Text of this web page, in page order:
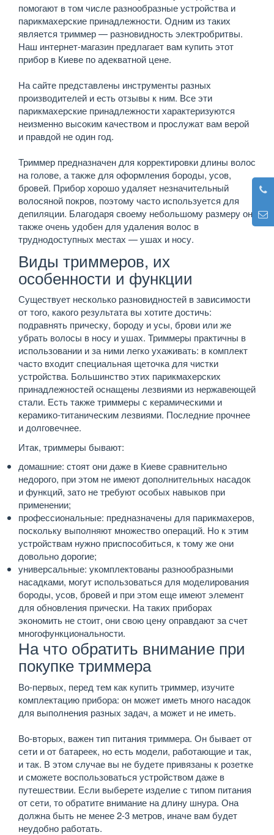
помогают в том числе разнообразные устройства и
парикмахерские принадлежности. Одним из таких
является триммер — разновидность электробритвы.
Наш интернет-магазин предлагает вам купить этот
прибор в Киеве по адекватной цене.
На сайте представлены инструменты разных
производителей и есть отзывы к ним. Все эти
парикмахерские принадлежности характеризуются
неизменно высоким качеством и прослужат вам верой
и правдой не один год.
Триммер предназначен для корректировки длины волос
на голове, а также для оформления бороды, усов,
бровей. Прибор хорошо удаляет незначительный
волосяной покров, поэтому часто используется для
депиляции. Благодаря своему небольшому размеру он
также очень удобен для удаления волос в
труднодоступных местах — ушах и носу.
Виды триммеров, их
особенности и функции
Существует несколько разновидностей в зависимости
от того, какого результата вы хотите достичь:
подравнять прическу, бороду и усы, брови или же
убрать волосы в носу и ушах. Триммеры практичны в
использовании и за ними легко ухаживать: в комплект
часто входит специальная щеточка для чистки
устройства. Большинство этих парикмахерских
принадлежностей оснащены лезвиями из нержавеющей
стали. Есть также триммеры с керамическими и
керамико-титаническим лезвиями. Последние прочнее
и долговечнее.
Итак, триммеры бывают:
домашние: стоят они даже в Киеве сравнительно
недорого, при этом не имеют дополнительных насадок
и функций, зато не требуют особых навыков при
применении;
профессиональные: предназначены для парикмахеров,
поскольку выполняют множество операций. Но к этим
устройствам нужно приспособиться, к тому же они
довольно дорогие;
универсальные: укомплектованы разнообразными
насадками, могут использоваться для моделирования
бороды, усов, бровей и при этом еще имеют элемент
для обновления прически. На таких приборах
экономить не стоит, они свою цену оправдают за счет
многофункциональности.
На что обратить внимание при
покупке триммера
Во-первых, перед тем как купить триммер, изучите
комплектацию прибора: он может иметь много насадок
для выполнения разных задач, а может и не иметь.
Во-вторых, важен тип питания триммера. Он бывает от
сети и от батареек, но есть модели, работающие и так,
и так. В этом случае вы не будете привязаны к розетке
и сможете воспользоваться устройством даже в
путешествии. Если выберете изделие с типом питания
от сети, то обратите внимание на длину шнура. Она
должна быть не менее 2-3 метров, иначе вам будет
неудобно работать.